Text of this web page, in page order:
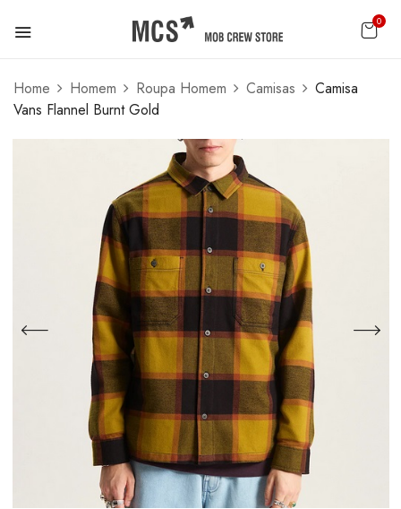
0
Home Homem Roupa Homem Camisas
Camisa
Vans Flannel Burnt Gold